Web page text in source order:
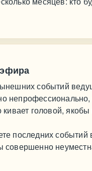
событий
непрофессионально,
головой,
последних событий
совершенно